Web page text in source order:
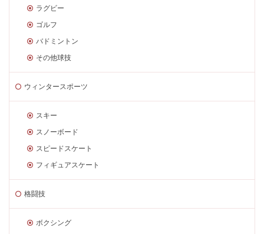
ラグビー
ゴルフ
バドミントン
その他球技
ウィンタースポーツ
スキー
スノーボード
スピードスケート
フィギュアスケート
格闘技
ボクシング